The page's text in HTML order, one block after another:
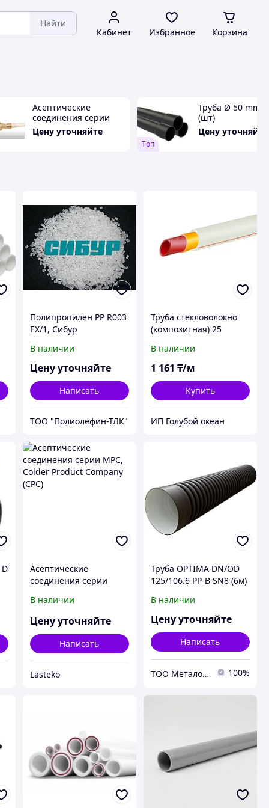
Найти
Кабинет Избранное Корзина
Асептические
соединения серии
MPC, Colder Product
Company (CPC)
Цену уточняйте
Tоп
Труба Ø 50 mm 6
(шт)
Цену уточняйте
Полипропилен PP R003
EX/1, Сибур
В наличии
Цену уточняйте
Написать
ТОО "Полиолефин-ТЛК"
Труба стекловолокно
(композитная) 25
В наличии
1 161 ₸/м
Купить
ИП Голубой океан
Асептические
соединения серии
Company (CPC)
В наличии
Цену уточняйте
Написать
Lasteko
Труба OPTIMA DN/OD
125/106.6 PP-B SN8 (6м)
В наличии
Цену уточняйте
Написать
ТОО Металон 2017 100%